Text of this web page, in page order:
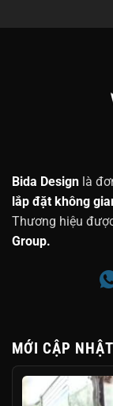
Bida Design là
lắp đặt không
Thương hiệu
Group.
MỚI CẬP NHẬT